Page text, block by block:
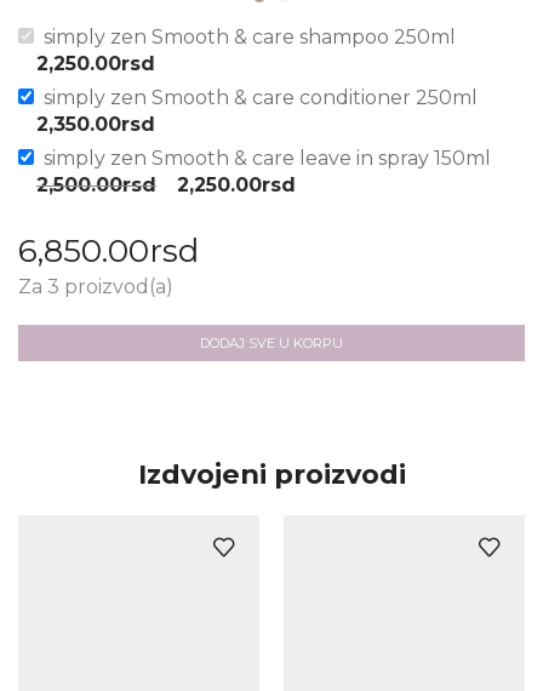
simply zen Smooth & care shampoo 250ml
2,250.00rsd
simply zen Smooth & care conditioner 250ml
2,350.00rsd
simply zen Smooth & care leave in spray 150ml
2,500.00rsd 2,250.00rsd
6,850.00rsd
Za 3 proizvod(a)
DODAJ SVE U KORPU
Izdvojeni proizvodi